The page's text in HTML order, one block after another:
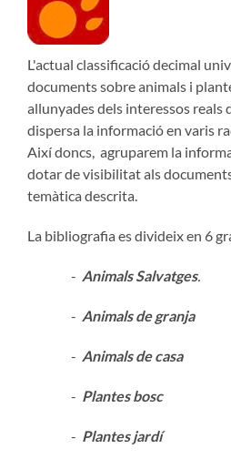
L'actual classificació decimal
documents sobre animals i
allunyades dels interessos reals
dispersa la informació en varis
Així doncs, agruparem la
dotar de visibilitat als
temàtica descrita.
La bibliografia es divideix en 6
- Animals Salvatges.
- Animals de granja
- Animals de casa
- Plantes bosc
- Plantes jardí